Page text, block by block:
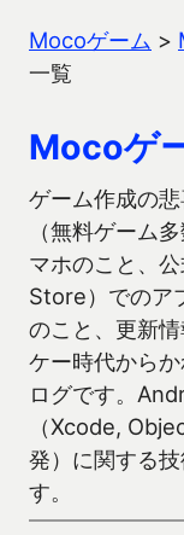
Mocoゲーム >
一覧
Mocoゲ
ゲーム作成の
（無料ゲーム
マホのこと、
Store）でのア
のこと、更新
ケー時代から
ログです。
（Xcode,
発）に関する
す。